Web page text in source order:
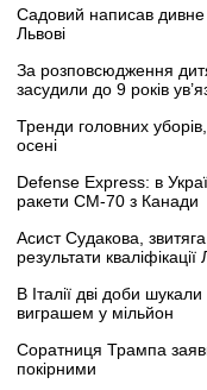
Садовий написав
Львові
За розповсюдження
засудили до 9 років
Тренди головних
осені
Defense Express: в
ракети CM-70 з Канади
Асист Судакова,
результати
В Італії дві доби
виграшем у мільйон
Соратниця Трампа
покірними